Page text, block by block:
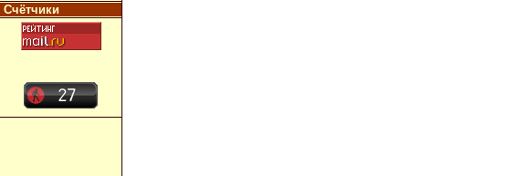
Счётчики